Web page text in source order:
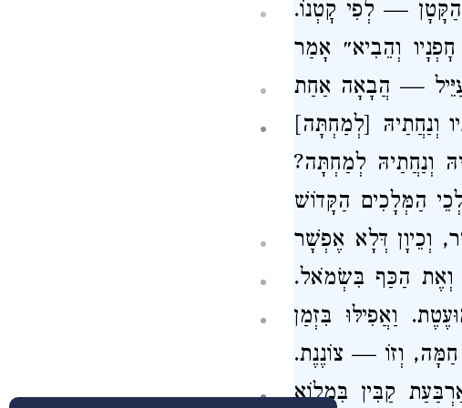
— לְפִי קׇטְנוֹ.
וְהֵבִיא״ אָמַר
— הֲבָאָה אַחַת
וְנַחֲתַיהּ [לְמַחְתָּה]
וְנַחֲתַיהּ לְמַחְתָּה?
הַמְּלָכִים הַקָּדוֹשׁ
דְּלָא אֶפְשָׁר
וְאֶת הַכַּף בִּשְׂמֹאל.
וַאֲפִילּוּ בִּזְמַן
וְזוֹ — צוֹנֶנֶת.
קַבִּין בִּמְלוֹא